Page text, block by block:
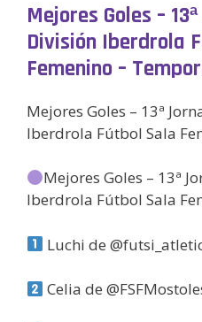
Mejores Goles –
División Iberdrola
Femenino –
Mejores Goles – 13ª
Iberdrola Fútbol Sala
Mejores Goles – 13ª
Iberdrola Fútbol Sala
Luchi de
Celia de